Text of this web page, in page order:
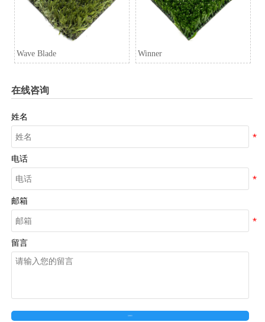
Wave Blade Winner
在线咨询
姓名
电话
邮箱
留言